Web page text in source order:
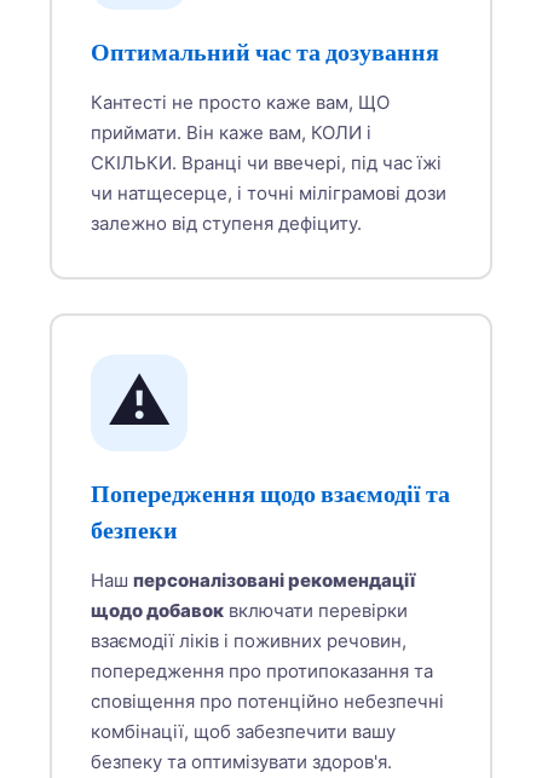
Оптимальний час та дозування
Кантесті не просто каже вам, ЩО
приймати. Він каже вам, КОЛИ і
СКІЛЬКИ. Вранці чи ввечері, під час їжі
чи натщесерце, і точні міліграмові дози
залежно від ступеня дефіциту.
⚠️
Попередження щодо взаємодії та
безпеки
Наш персоналізовані рекомендації
щодо добавок включати перевірки
взаємодії ліків і поживних речовин,
попередження про протипоказання та
сповіщення про потенційно небезпечні
комбінації, щоб забезпечити вашу
безпеку та оптимізувати здоров'я.